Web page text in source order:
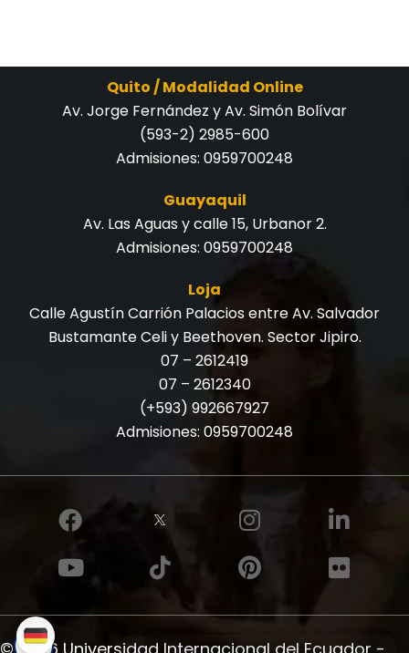
Quito / Modalidad Online
Av. Jorge Fernández y Av. Simón Bolívar
(593-2) 2985-600
Admisiones: 0959700248
Guayaquil
Av. Las Aguas y calle 15, Urbanor 2.
Admisiones: 0959700248
Loja
Calle Agustín Carrión Palacios entre Av. Salvador
Bustamante Celi y Beethoven. Sector Jipiro.
07 – 2612419
07 – 2612340
(+593) 992667927
Admisiones: 0959700248